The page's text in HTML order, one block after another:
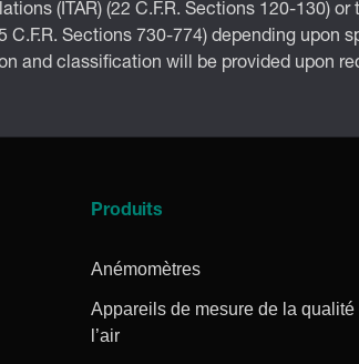
(ITAR) (22 C.F.R. Sections 120-130) or
C.F.R. Sections 730-774) depending upon
and classification will be provided upon
Produits
Anémomètres
Appareils de mesure de la qualité
l’air